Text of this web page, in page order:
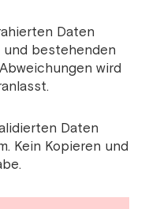
Daten
bestehenden
wird
Daten
Kein Kopieren und